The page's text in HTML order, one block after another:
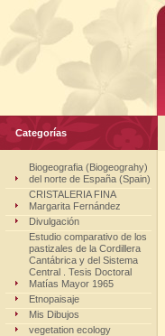
Categorías
Biogeografia (Biogeograhy)
del norte de España (Spain)
CRISTALERIA FINA
Margarita Fernández
Divulgación
Estudio comparativo de los
pastizales de la Cordillera
Cantábrica y del Sistema
Central . Tesis Doctoral
Matías Mayor 1965
Etnopaisaje
Mis Dibujos
vegetation ecology